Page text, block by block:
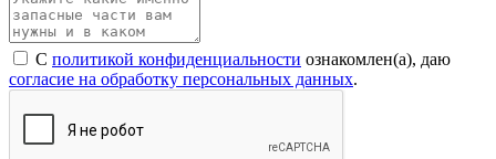
С политикой конфиденциальности ознакомлен(а), даю
согласие на обработку персональных данных.